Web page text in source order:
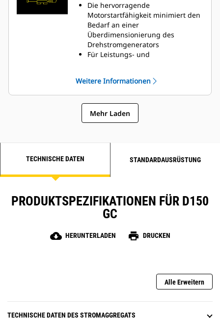
Die hervorragende
Motorstartfähigkeit minimiert den
Bedarf an einer
Überdimensionierung des
Drehstromgenerators
Für Leistungs- und
Robuste Klasse-H-Isolierung
Weitere Informationen
Mehr Laden
TECHNISCHE DATEN STANDARDAUSRÜSTUNG
PRODUKTSPEZIFIKATIONEN FÜR D150
GC
cloud_download HERUNTERLADEN print DRUCKEN
Alle Erweitern
TECHNISCHE DATEN DES STROMAGGREGATS